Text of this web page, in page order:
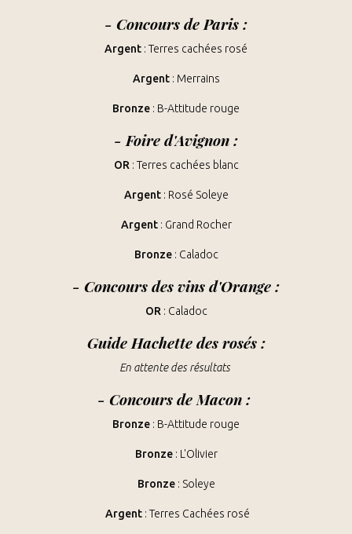
- Concours de Paris:
Argent : Terres cachées rosé
Argent: Merrains
Bronze : B-Attitude rouge
- Foire d'Avignon:
OR : Terres cachées blanc
Argent: Rosé Soleye
Argent: Grand Rocher
Bronze: Caladoc
- Concours des vins d'Orange:
OR : Caladoc
Guide Hachette des rosés :
En attente des résultats
- Concours de Macon:
Bronze : B-Attitude rouge
Bronze: L'Olivier
Bronze: Soleye
Argent: Terres Cachées rosé